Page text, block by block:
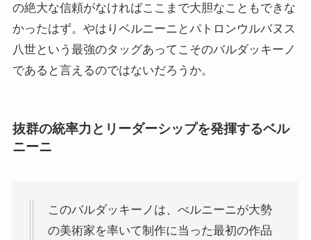
の絶大な信頼がなければここまで大胆なこともできな
かったはず。やはりベルニーニとパトロンウルバヌス
八世という最強のタッグあってこそのバルダッキーノ
であると言えるのではないだろうか。
抜群の統率力とリーダーシップを発揮するベル
ニーニ
このバルダッキーノは、べルニーニが大勢
の美術家を率いて制作に当った最初の作品